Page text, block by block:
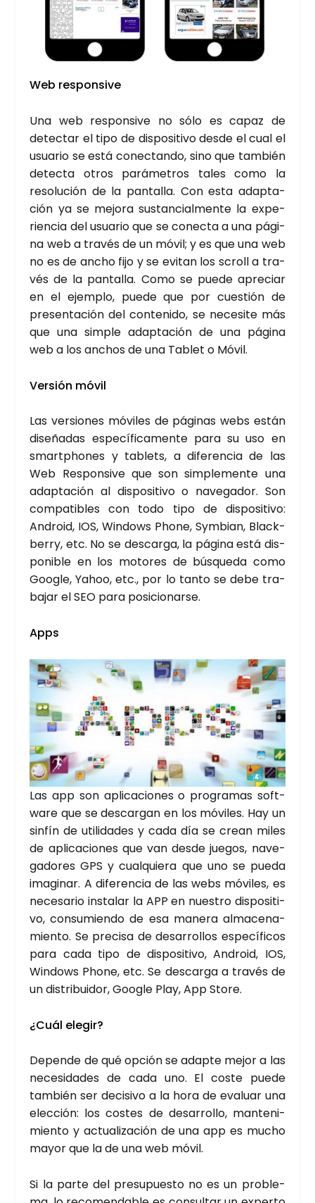
Web res­pon­si­ve
Una web res­pon­si­ve no sólo es capaz de
detec­tar el tipo de dis­po­si­ti­vo des­de el cual el
usua­rio se está conec­tan­do, sino que tam­bién
detec­ta otros pará­me­tros tales como la
reso­lu­ción de la pan­ta­lla. Con esta adap­ta­
ción ya se mejo­ra sus­tan­cial­men­te la expe­
rien­cia del usua­rio que se conec­ta a una pági­
na web a tra­vés de un móvil; y es que una web
no es de ancho fijo y se evi­tan los scroll a tra­
vés de la pan­ta­lla. Como se pue­de apre­ciar
en el ejem­plo, pue­de que por cues­tión de
pre­sen­ta­ción del con­te­ni­do, se nece­si­te más
que una sim­ple adap­ta­ción de una pági­na
web a los anchos de una Tablet o Móvil.
Ver­sión móvil
Las ver­sio­nes móvi­les de pági­nas webs están
dise­ña­das espe­cí­fi­ca­men­te para su uso en
smartpho­nes y tablets, a dife­ren­cia de las
Web Res­pon­si­ve que son sim­ple­men­te una
adap­ta­ción al dis­po­si­ti­vo o nave­ga­dor. Son
com­pa­ti­bles con todo tipo de dis­po­si­ti­vo:
Andro­id, IOS, Win­dows Pho­ne, Sym­bian, Black­
berry, etc. No se des­car­ga, la pági­na está dis­
po­ni­ble en los moto­res de bús­que­da como
Goo­gle, Yahoo, etc., por lo tan­to se debe tra­
ba­jar el SEO para posi­cio­nar­se.
Apps
Las app son apli­ca­cio­nes o pro­gra­mas soft­
wa­re que se des­car­gan en los móvi­les. Hay un
sin­fín de uti­li­da­des y cada día se crean miles
de apli­ca­cio­nes que van des­de jue­gos, nave­
ga­do­res GPS y cual­quie­ra que uno se pue­da
ima­gi­nar. A dife­ren­cia de las webs móvi­les, es
nece­sa­rio ins­ta­lar la APP en nues­tro dis­po­si­ti­
vo, con­su­mien­do de esa mane­ra alma­ce­na­
mien­to. Se pre­ci­sa de desa­rro­llos espe­cí­fi­cos
para cada tipo de dis­po­si­ti­vo, Andro­id, IOS,
Win­dows Pho­ne, etc. Se des­car­ga a tra­vés de
un dis­tri­bui­dor, Goo­gle Play, App Sto­re.
¿Cuál ele­gir?
Depen­de de qué opción se adap­te mejor a las
nece­si­da­des de cada uno. El cos­te pue­de
tam­bién ser deci­si­vo a la hora de eva­luar una
elec­ción: los cos­tes de desa­rro­llo, man­te­ni­
mien­to y actua­li­za­ción de una app es mucho
mayor que la de una web móvil.
Si la par­te del pre­su­pues­to no es un pro­ble­